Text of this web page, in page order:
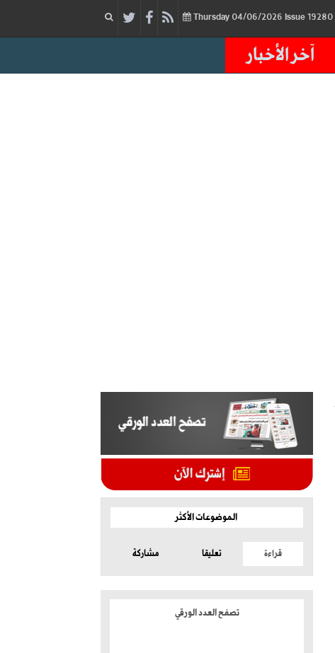
04/06/2026 Issue
آخر الأخبار
الموضوعات الأكثر
قراءة تعليقا مشاركة
تصفح العدد الورقي